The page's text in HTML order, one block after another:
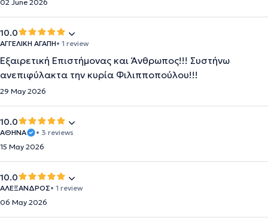
02 June 2026
10.0
ΑΓΓΕΛΙΚΗ ΑΓΑΠΗ• 1 review
Εξαιρετική Επιστήμονας και Άνθρωπος!!! Συστήνω
ανεπιφύλακτα την κυρία Φιλιπποπούλου!!!
29 May 2026
10.0
ΑΘΗΝΑ
• 3 reviews
15 May 2026
10.0
ΑΛΕΞΑΝΔΡΟΣ• 1 review
06 May 2026